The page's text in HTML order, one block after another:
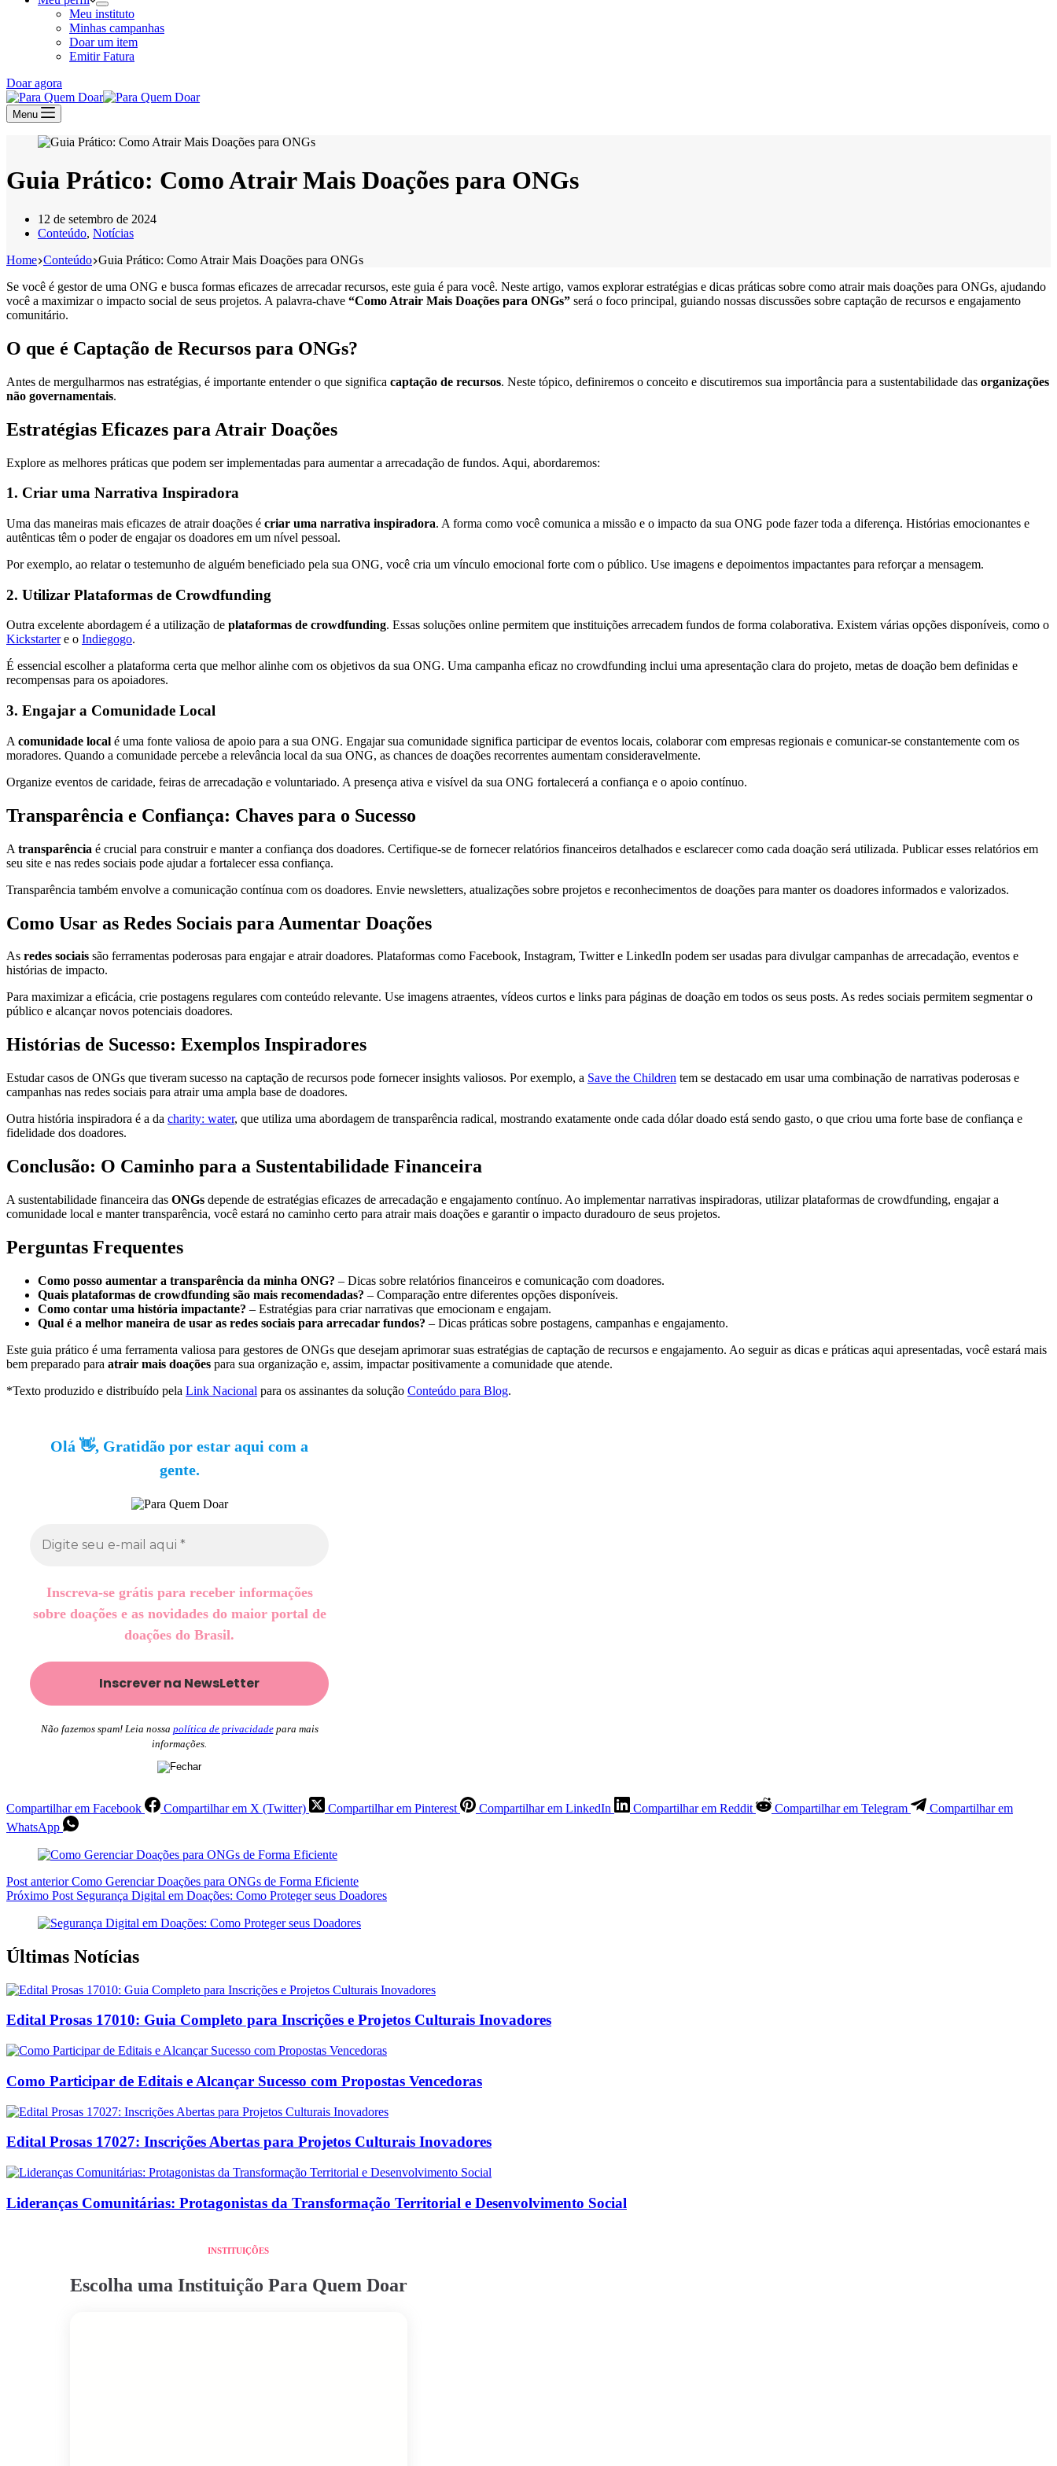
Meu instituto
Minhas campanhas
Doar um item
Emitir Fatura
Doar agora
Menu
Guia Prático: Como Atrair Mais Doações para ONGs
12 de setembro de 2024
Conteúdo, Notícias
Home Conteúdo Guia Prático: Como Atrair Mais Doações para ONGs
Se você é gestor de uma ONG e busca formas eficazes de arrecadar recursos, este guia é para você. Neste artigo, vamos explorar estratégias e dicas práticas sobre como atrair mais doações para ONGs, ajudando
você a maximizar o impacto social de seus projetos. A palavra-chave “Como Atrair Mais Doações para ONGs” será o foco principal, guiando nossas discussões sobre captação de recursos e engajamento
comunitário.
O que é Captação de Recursos para ONGs?
Antes de mergulharmos nas estratégias, é importante entender o que significa captação de recursos. Neste tópico, definiremos o conceito e discutiremos sua importância para a sustentabilidade das organizações
não governamentais.
Estratégias Eficazes para Atrair Doações
Explore as melhores práticas que podem ser implementadas para aumentar a arrecadação de fundos. Aqui, abordaremos:
1. Criar uma Narrativa Inspiradora
Uma das maneiras mais eficazes de atrair doações é criar uma narrativa inspiradora. A forma como você comunica a missão e o impacto da sua ONG pode fazer toda a diferença. Histórias emocionantes e
autênticas têm o poder de engajar os doadores em um nível pessoal.
Por exemplo, ao relatar o testemunho de alguém beneficiado pela sua ONG, você cria um vínculo emocional forte com o público. Use imagens e depoimentos impactantes para reforçar a mensagem.
2. Utilizar Plataformas de Crowdfunding
Outra excelente abordagem é a utilização de plataformas de crowdfunding. Essas soluções online permitem que instituições arrecadem fundos de forma colaborativa. Existem várias opções disponíveis, como o
Kickstartere o Indiegogo.
É essencial escolher a plataforma certa que melhor alinhe com os objetivos da sua ONG. Uma campanha eficaz no crowdfunding inclui uma apresentação clara do projeto, metas de doação bem definidas e
recompensas para os apoiadores.
3. Engajar a Comunidade Local
A comunidade local é uma fonte valiosa de apoio para a sua ONG. Engajar sua comunidade significa participar de eventos locais, colaborar com empresas regionais e comunicar-se constantemente com os
moradores. Quando a comunidade percebe a relevância local da sua ONG, as chances de doações recorrentes aumentam consideravelmente.
Organize eventos de caridade, feiras de arrecadação e voluntariado. A presença ativa e visível da sua ONG fortalecerá a confiança e o apoio contínuo.
Transparência e Confiança: Chaves para o Sucesso
A transparência é crucial para construir e manter a confiança dos doadores. Certifique-se de fornecer relatórios financeiros detalhados e esclarecer como cada doação será utilizada. Publicar esses relatórios em
seu site e nas redes sociais pode ajudar a fortalecer essa confiança.
Transparência também envolve a comunicação contínua com os doadores. Envie newsletters, atualizações sobre projetos e reconhecimentos de doações para manter os doadores informados e valorizados.
Como Usar as Redes Sociais para Aumentar Doações
As redes sociais são ferramentas poderosas para engajar e atrair doadores. Plataformas como Facebook, Instagram, Twitter e LinkedIn podem ser usadas para divulgar campanhas de arrecadação, eventos e
histórias de impacto.
Para maximizar a eficácia, crie postagens regulares com conteúdo relevante. Use imagens atraentes, vídeos curtos e links para páginas de doação em todos os seus posts. As redes sociais permitem segmentar o
público e alcançar novos potenciais doadores.
Histórias de Sucesso: Exemplos Inspiradores
Estudar casos de ONGs que tiveram sucesso na captação de recursos pode fornecer insights valiosos. Por exemplo, a Save the Children tem se destacado em usar uma combinação de narrativas poderosas e
campanhas nas redes sociais para atrair uma ampla base de doadores.
Outra história inspiradora é a da charity: water, que utiliza uma abordagem de transparência radical, mostrando exatamente onde cada dólar doado está sendo gasto, o que criou uma forte base de confiança e
fidelidade dos doadores.
Conclusão: O Caminho para a Sustentabilidade Financeira
A sustentabilidade financeira das ONGs depende de estratégias eficazes de arrecadação e engajamento contínuo. Ao implementar narrativas inspiradoras, utilizar plataformas de crowdfunding, engajar a
comunidade local e manter transparência, você estará no caminho certo para atrair mais doações e garantir o impacto duradouro de seus projetos.
Perguntas Frequentes
Como posso aumentar a transparência da minha ONG? – Dicas sobre relatórios financeiros e comunicação com doadores.
Quais plataformas de crowdfunding são mais recomendadas? – Comparação entre diferentes opções disponíveis.
Como contar uma história impactante? – Estratégias para criar narrativas que emocionam e engajam.
Qual é a melhor maneira de usar as redes sociais para arrecadar fundos? – Dicas práticas sobre postagens, campanhas e engajamento.
Este guia prático é uma ferramenta valiosa para gestores de ONGs que desejam aprimorar suas estratégias de captação de recursos e engajamento. Ao seguir as dicas e práticas aqui apresentadas, você estará mais
bem preparado para atrair mais doações para sua organização e, assim, impactar positivamente a comunidade que atende.
*Texto produzido e distribuído pela Link Nacional para os assinantes da solução Conteúdo para Blog.
Olá 👋, Gratidão por estar aqui com a
gente.
Inscreva-se grátis para receber informações
sobre doações e as novidades do maior portal de
doações do Brasil.
Não fazemos spam! Leia nossa política de privacidadepara mais
informações.
Compartilhar em Facebook Compartilhar em X (Twitter) Compartilhar em Pinterest Compartilhar em LinkedIn Compartilhar em Reddit Compartilhar em Telegram
Compartilhar em
WhatsApp
Post anteriorComo Gerenciar Doações para ONGs de Forma Eficiente
Próximo Post Segurança Digital em Doações: Como Proteger seus Doadores
Últimas Notícias
Edital Prosas 17010: Guia Completo para Inscrições e Projetos Culturais Inovadores
Como Participar de Editais e Alcançar Sucesso com Propostas Vencedoras
Edital Prosas 17027: Inscrições Abertas para Projetos Culturais Inovadores
Lideranças Comunitárias: Protagonistas da Transformação Territorial e Desenvolvimento Social
INSTITUIÇÕES
Escolha uma Instituição Para Quem Doar